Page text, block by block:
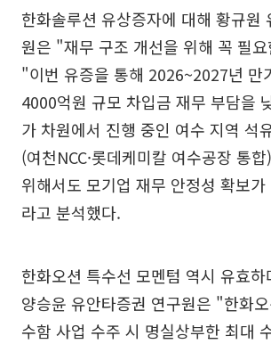
한화솔루션 유상증자에 대해 황규원
원은 "재무 구조 개선을 위해 꼭 필
"이번 유증을 통해 2026~2027년 만
4000억원 규모 차입금 재무 부담을
가 차원에서 진행 중인 여수 지역 석
(여천NCC·롯데케미칼 여수공장 통
위해서도 모기업 재무 안정성 확보
라고 분석했다.
한화오션 특수선 모멘텀 역시 유효
양승윤 유안타증권 연구원은 "한화
수함 사업 수주 시 명실상부한 최대